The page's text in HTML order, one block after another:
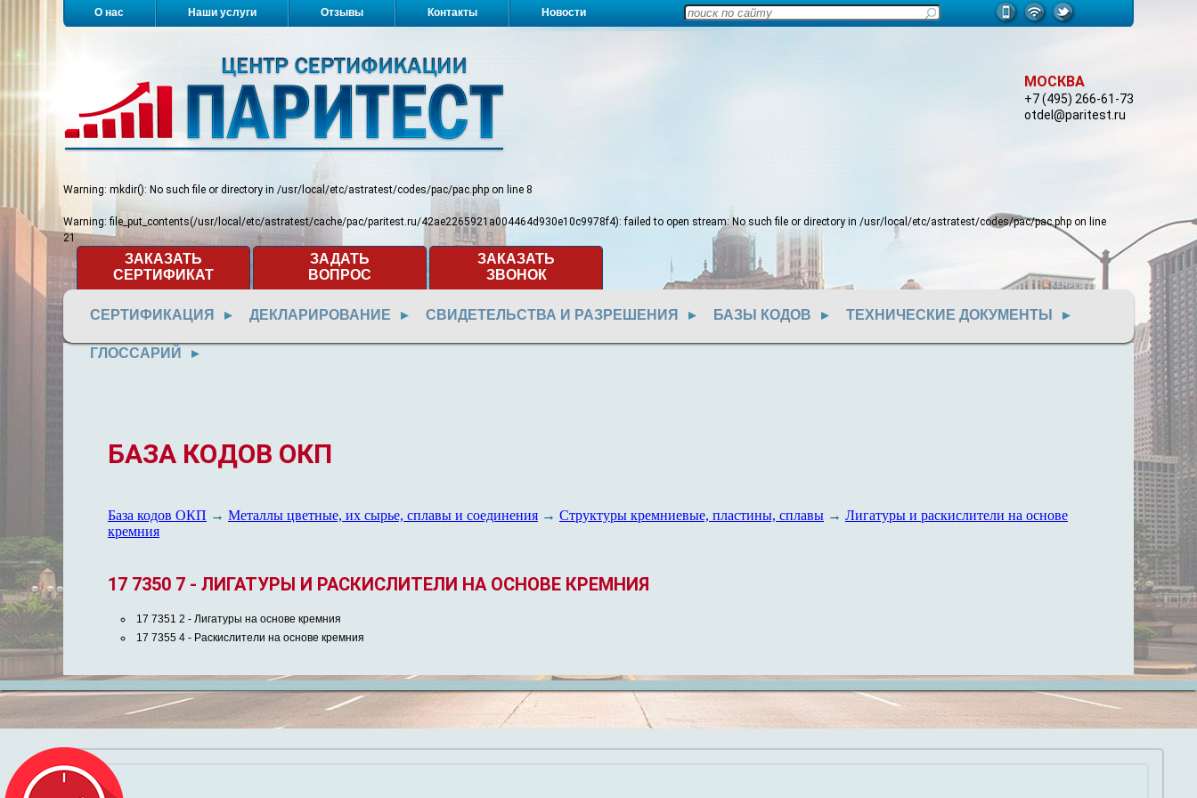
О нас Наши услуги Отзывы Контакты Новости
МОСКВА
+7 (495) 266-61-73
otdel@paritest.ru
Warning: mkdir(): No such file or directory in /usr/local/etc/astratest/codes/pac/pac.php on line 8
Warning: file_put_contents(/usr/local/etc/astratest/cache/pac/paritest.ru/42ae2265921a004464d930e10c9978f4): failed to open stream: No such file or directory in /usr/local/etc/astratest/codes/pac/pac.php on line
21
ЗАКАЗАТЬ
СЕРТИФИКАТ
ЗАДАТЬ
ВОПРОС
ЗАКАЗАТЬ
ЗВОНОК
СЕРТИФИКАЦИЯ ДЕКЛАРИРОВАНИЕ СВИДЕТЕЛЬСТВА И РАЗРЕШЕНИЯ БАЗЫ КОДОВ ТЕХНИЧЕСКИЕ ДОКУМЕНТЫ
ГЛОССАРИЙ
БАЗА КОДОВ ОКП
База кодов ОКП → Металлы цветные, их сырье, сплавы и соединения → Структуры кремниевые, пластины, сплавы → Лигатуры и раскислители на основе
кремния
17 7350 7 - ЛИГАТУРЫ И РАСКИСЛИТЕЛИ НА ОСНОВЕ КРЕМНИЯ
17 7351 2 - Лигатуры на основе кремния
17 7355 4 - Раскислители на основе кремния